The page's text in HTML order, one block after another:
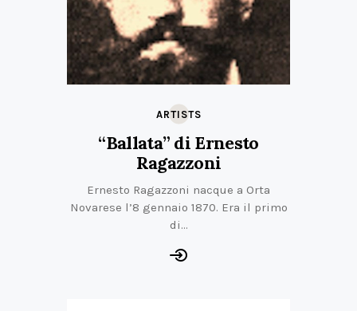
ARTISTS
“Ballata” di Ernesto
Ragazzoni
Ernesto Ragazzoni nacque a Orta
Novarese l’8 gennaio 1870. Era il primo
di…